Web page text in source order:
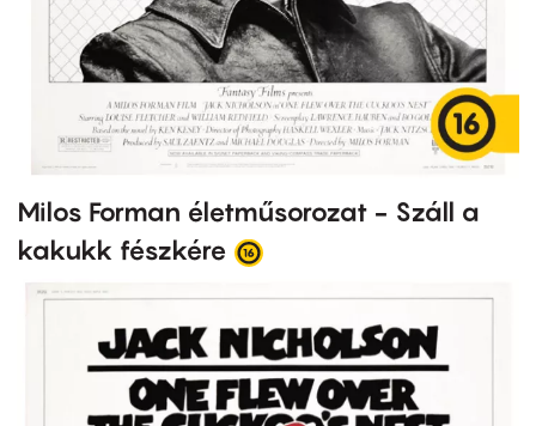
Milos Forman életműsorozat - Száll a
kakukk fészkére